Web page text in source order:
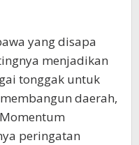
yang disapa
menjadikan
tonggak untuk
daerah,
peringatan